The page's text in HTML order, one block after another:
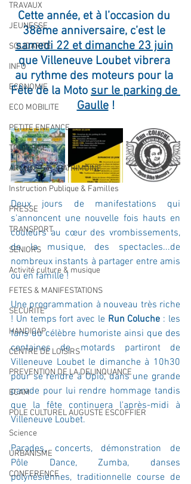
TRAVAUX
JEUNESSE
SOLIDARITÉ
INFO
ECONOMIE
ECO MOBILITE
PETITE ENFANCE
TOURISME
ARCHIVES ET PATRIMOINE
Instruction Publique & Familles
PRESSE
TRANSPORT
SENIORS
Activité culture & musique
FETES & MANIFESTATIONS
SECURITE
HANDICAP
CENTRE DE LOISIRS
PREVENTION DE LA DELINQUANCE
ECAM
POLE CULTUREL AUGUSTE ESCOFFIER
Science
URBANISME
CONFERENCE
Cette année, et à l’occasion du
38ème anniversaire, c’est le
samedi 22 et dimanche 23 juin
que Villeneuve Loubet vibrera
au rythme des moteurs pour la
Fête de la Moto sur le parking de
Gaulle !
Deux jours de manifestations qui
s'annoncent une nouvelle fois hauts en
couleurs au cœur des vrombissements,
de la musique, des spectacles...de
nombreux instants à partager entre amis
ou en famille !
Une programmation à nouveau très riche
! Un temps fort avec le Run Coluche : les
fans du célèbre humoriste ainsi que des
centaines de motards partiront de
Villeneuve Loubet le dimanche à 10h30
pour se rendre à Opio, dans une grande
parade pour lui rendre hommage tandis
que la fête continuera l'après-midi à
Villeneuve Loubet.
Parades, concerts, démonstration de
Pôle Dance, Zumba, danses
polynésiennes, traditionnelle course de